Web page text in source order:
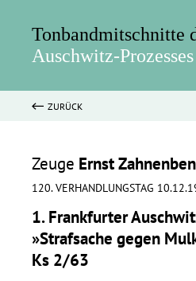
Tonbandmitschnitte
Auschwitz-
ZURÜCK
Zeuge Ernst
120. VERHANDLUNGSTAG
1. Frankfurter
»Strafsache gegen
Ks 2/63